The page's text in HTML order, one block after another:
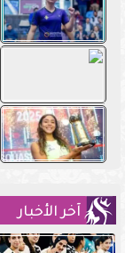
آخر الأخبار